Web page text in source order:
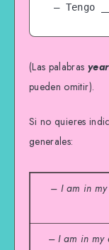
– Tengo
(Las palabras
pueden omitir).
Si no quieres
generales:
– I am in my
– I am in